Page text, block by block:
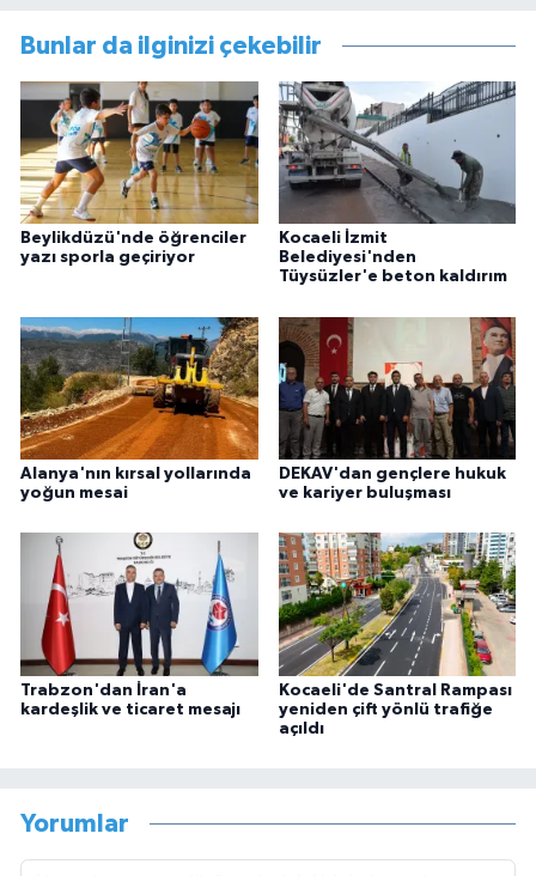
Bunlar da ilginizi çekebilir
Beylikdüzü'nde öğrenciler
yazı sporla geçiriyor
Kocaeli İzmit
Belediyesi'nden
Tüysüzler'e beton kaldırım
Alanya'nın kırsal yollarında
yoğun mesai
DEKAV'dan gençlere hukuk
ve kariyer buluşması
Trabzon'dan İran'a
kardeşlik ve ticaret mesajı
Kocaeli'de Santral Rampası
yeniden çift yönlü trafiğe
açıldı
Yorumlar